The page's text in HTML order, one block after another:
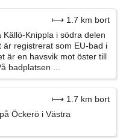
⟼ 1.7 km bort
Knippla i södra delen
är registrerat som EU-bad i
är en havsvik mot öster till
badplatsen ...
⟼ 1.7 km bort
Öckerö i Västra